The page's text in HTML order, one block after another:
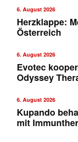
6. August 2026
Herzklappe:
Österreich
6. August 2026
Evotec
Odyssey
6. August 2026
Kupando
mit